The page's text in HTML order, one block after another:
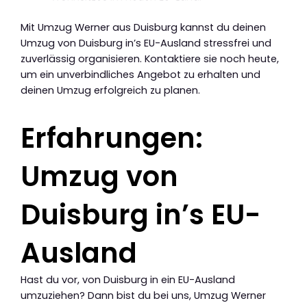
Mit Umzug Werner aus Duisburg kannst du deinen
Umzug von Duisburg in’s EU-Ausland stressfrei und
zuverlässig organisieren. Kontaktiere sie noch heute,
um ein unverbindliches Angebot zu erhalten und
deinen Umzug erfolgreich zu planen.
Erfahrungen:
Umzug von
Duisburg in’s EU-
Ausland
Hast du vor, von Duisburg in ein EU-Ausland
umzuziehen? Dann bist du bei uns, Umzug Werner